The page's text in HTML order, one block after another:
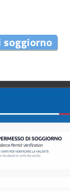
soggiorno